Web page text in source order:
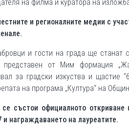
на филма и куратора на
и регионалните медии с
и гости на града ще станат
представен от Мим формация
за градски изкуства и щастие
на програма „Култура“ на
състои официалното
и награждаването на лауреатите.